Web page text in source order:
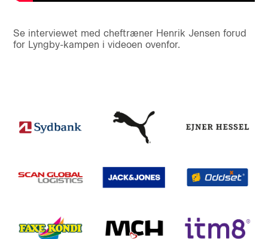
Se interviewet med cheftræner Henrik Jensen forud
for Lyngby-kampen i videoen ovenfor.